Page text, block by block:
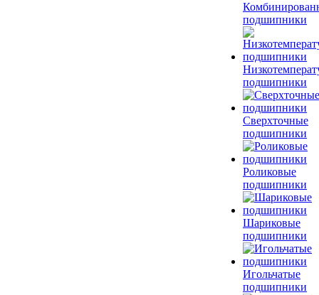
подшипники
подшипники
Сверхточные
подшипники
Роликовые
подшипники
Шариковые
подшипники
Игольчатые
подшипники